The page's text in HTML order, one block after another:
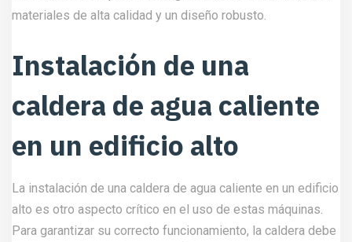
alto.
Lugar adecuado
La caldera debe instalarse en un lugar adecuado, que tenga
suficiente espacio para su mantenimiento y funcionamiento
. Además, el lugar debe ser accesible para la entrega de
Conexión a una chimenea